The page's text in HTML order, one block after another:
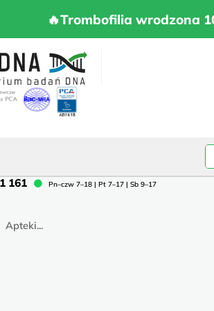
🔥Trombofilia wrodzona
🔥Trombofilia
Pn–czw 7–18 | Pt 7–17 | Sb 9–17Pn–
Apteki...